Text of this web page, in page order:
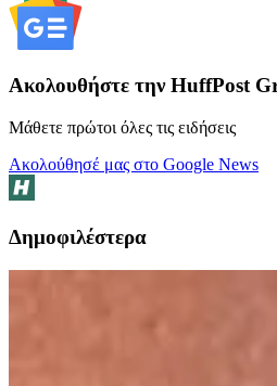
Ακολουθήστε την HuffPost
Μάθετε πρώτοι όλες τις ειδήσεις
Ακολούθησέ μας στο Google News
Δημοφιλέστερα